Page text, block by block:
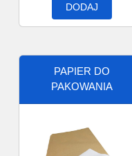
DODAJ
PAPIER DO
PAKOWANIA